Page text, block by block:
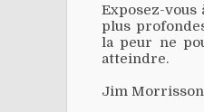
Exposez-vous
plus
la peur ne
atteindre.
Jim Morrisson